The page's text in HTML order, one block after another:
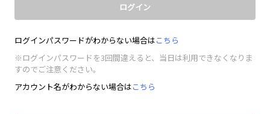
ログイン
ログインパスワードがわからない場合はこちら
※ログインパスワードを3回間違えると、当日は利用できなくなりま
すのでご注意ください。
アカウント名がわからない場合はこちら